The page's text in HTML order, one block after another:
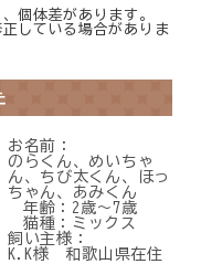
個体差があります。
している場合がありま
お名前：
のらくん、めいちゃ
ん、ちび太くん、ほっ
ちゃん、あみくん
年齢： 2歳～7歳
猫種： ミックス
飼い主様：
K.K様 和歌山県在住